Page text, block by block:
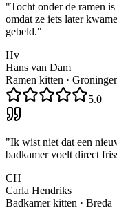
"Tocht onder de ramen
omdat ze iets later
gebeld."
Hv
Hans van Dam
Ramen kitten ·
5.0
"Ik wist niet dat een
badkamer voelt direct
CH
Carla Hendriks
Badkamer kitten · Breda